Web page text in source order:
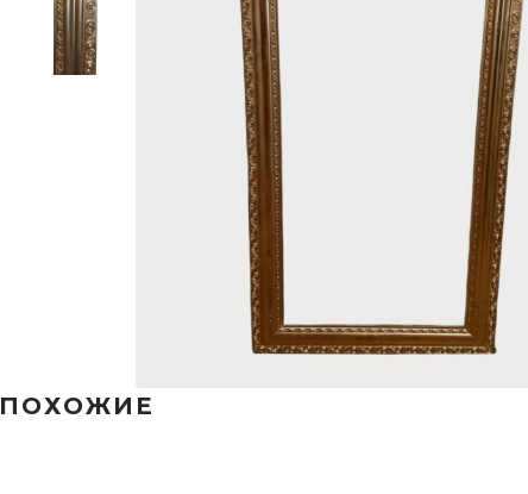
ПОХОЖИЕ